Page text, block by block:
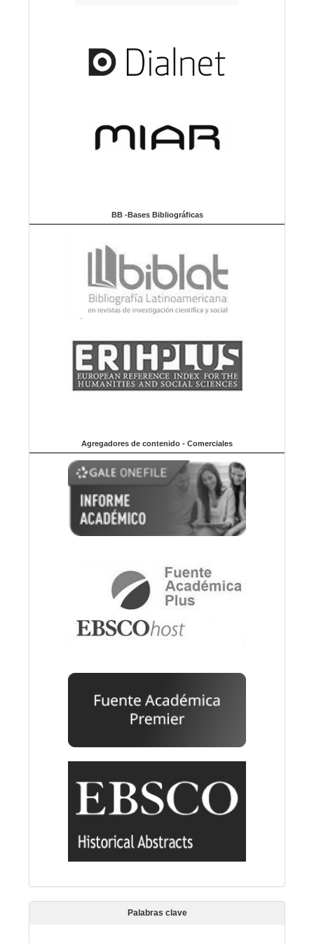
BB -Bases Bibliográficas
Agregadores de contenido - Comerciales
Palabras clave